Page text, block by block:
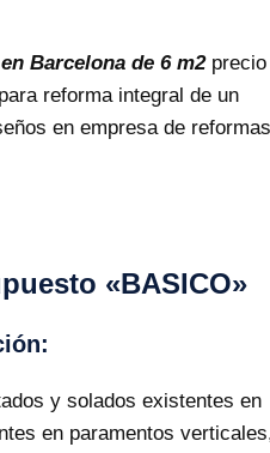
Barcelona de 6 m2precio
reforma integral de un
en empresa de
«BASICO»
y solados existentes en
en paramentos